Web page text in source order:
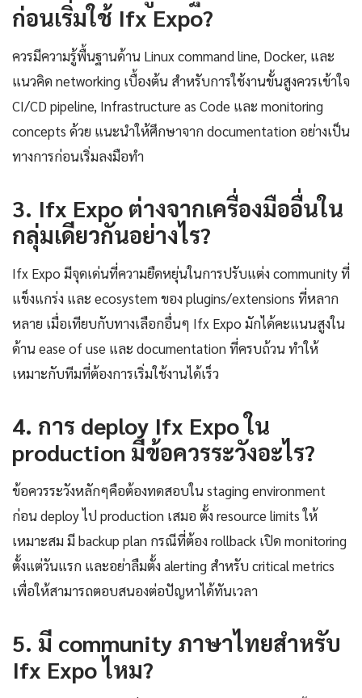
ก่อนเริ่มใช้ Ifx Expo?
ควรมีความรู้พื้นฐานด้าน Linux command line, Docker, และ
แนวคิด networking เบื้องต้น สำหรับการใช้งานขั้นสูงควรเข้าใจ
CI/CD pipeline, Infrastructure as Code และ monitoring
concepts ด้วย แนะนำให้ศึกษาจาก documentation อย่างเป็น
ทางการก่อนเริ่มลงมือทำ
3. Ifx Expo ต่างจากเครื่องมืออื่นใน
กลุ่มเดียวกันอย่างไร?
Ifx Expo มีจุดเด่นที่ความยืดหยุ่นในการปรับแต่ง community ที่
แข็งแกร่ง และ ecosystem ของ plugins/extensions ที่หลาก
หลาย เมื่อเทียบกับทางเลือกอื่นๆ Ifx Expo มักได้คะแนนสูงใน
ด้าน ease of use และ documentation ที่ครบถ้วน ทำให้
เหมาะกับทีมที่ต้องการเริ่มใช้งานได้เร็ว
4. การ deploy Ifx Expo ใน
production มีข้อควรระวังอะไร?
ข้อควรระวังหลักๆคือต้องทดสอบใน staging environment
ก่อน deploy ไป production เสมอ ตั้ง resource limits ให้
เหมาะสม มี backup plan กรณีที่ต้อง rollback เปิด monitoring
ตั้งแต่วันแรก และอย่าลืมตั้ง alerting สำหรับ critical metrics
เพื่อให้สามารถตอบสนองต่อปัญหาได้ทันเวลา
5. มี community ภาษาไทยสำหรับ
Ifx Expo ไหม?